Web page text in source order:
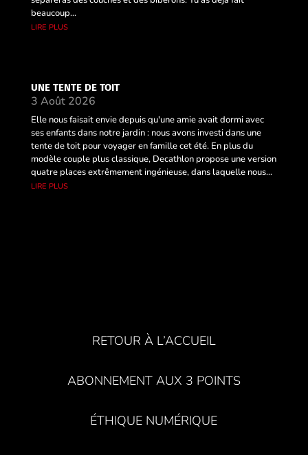
beaucoup...
lire plus
UNE TENTE DE TOIT
3 Août 2026
Elle nous faisait envie depuis qu'une amie avait dormi avec
ses enfants dans notre jardin : nous avons investi dans une
tente de toit pour voyager en famille cet été. En plus du
modèle couple plus classique, Decathlon propose une version
quatre places extrêmement ingénieuse, dans laquelle nous...
lire plus
RETOUR À L’ACCUEIL
ABONNEMENT AUX 3 POINTS
ÉTHIQUE NUMÉRIQUE